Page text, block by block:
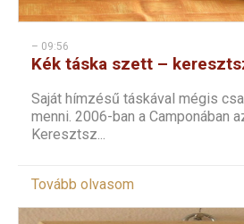
– 09:56
Kék táska szett –
Saját hímzésű táskával mégis
menni. 2006-ban a Camponában
Keresztsz...
Tovább olvasom